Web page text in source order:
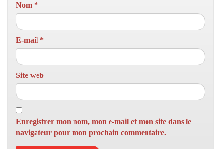
Nom *
E-mail *
Site web
Enregistrer mon nom, mon e-mail et mon site dans le
navigateur pour mon prochain commentaire.